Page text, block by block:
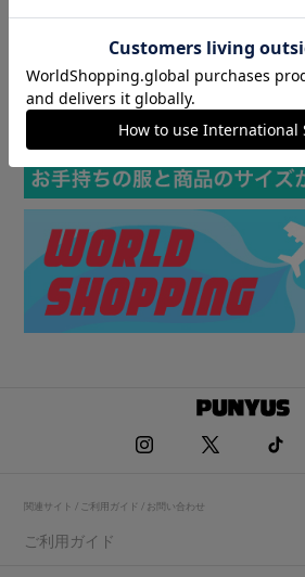
関連サイト / ご利用ガイド / お問い合わせ
ご利用ガイド